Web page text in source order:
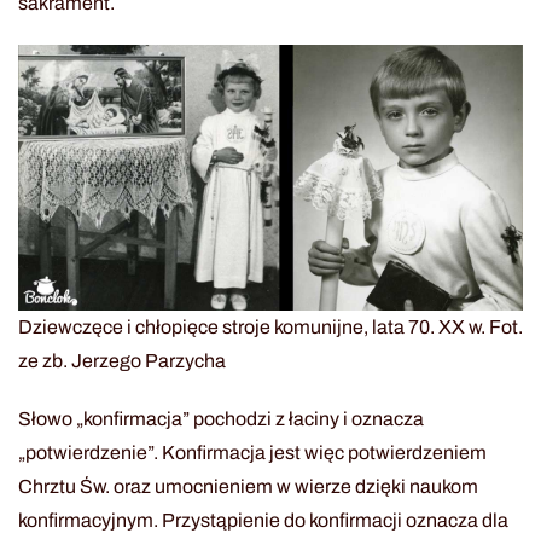
Dziewczęce i chłopięce stroje komunijne, lata 70. XX w. Fot.
ze zb. Jerzego Parzycha
Słowo „konfirmacja” pochodzi z łaciny i oznacza
„potwierdzenie”. Konfirmacja jest więc potwierdzeniem
Chrztu Św. oraz umocnieniem w wierze dzięki naukom
konfirmacyjnym. Przystąpienie do konfirmacji oznacza dla